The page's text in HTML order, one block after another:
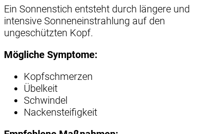
Ein Sonnenstich entsteht durch längere und
intensive Sonneneinstrahlung auf den
ungeschützten Kopf.
Mögliche Symptome:
Kopfschmerzen
Übelkeit
Schwindel
Nackensteifigkeit